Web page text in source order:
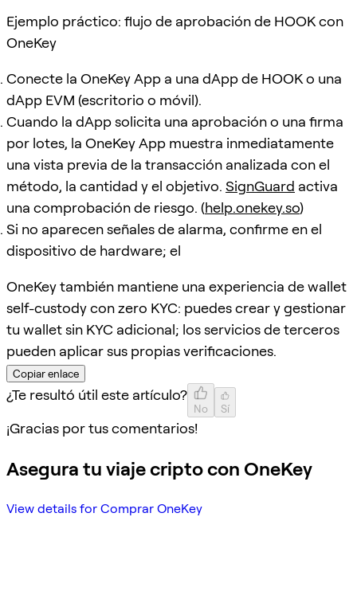
Ejemplo práctico: flujo de aprobación de HOOK con
OneKey
Conecte la OneKey App a una dApp de HOOK o una
dApp EVM (escritorio o móvil).
Cuando la dApp solicita una aprobación o una firma
por lotes, la OneKey App muestra inmediatamente
una vista previa de la transacción analizada con el
método, la cantidad y el objetivo. SignGuard activa
una comprobación de riesgo. (help.onekey.so)
Si no aparecen señales de alarma, confirme en el
dispositivo de hardware; el
OneKey también mantiene una experiencia de wallet
self-custody con zero KYC: puedes crear y gestionar
tu wallet sin KYC adicional; los servicios de terceros
pueden aplicar sus propias verificaciones.
Copiar enlace
¿Te resultó útil este artículo?
No Sí
¡Gracias por tus comentarios!
Asegura tu viaje cripto con OneKey
View details for Comprar OneKey